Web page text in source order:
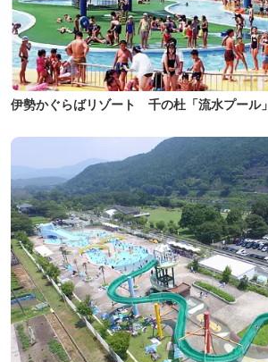
伊勢かぐらばリゾート 千の杜「流水プール」